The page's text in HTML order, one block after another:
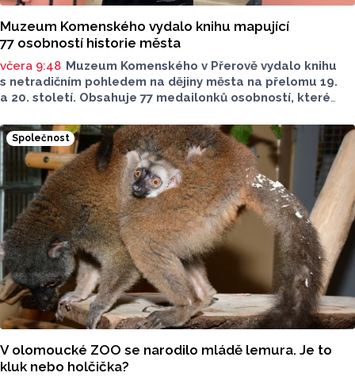
Muzeum Komenského vydalo knihu mapující
77 osobností historie města
včera 9:48 Muzeum Komenského v Přerově vydalo knihu
s netradičním pohledem na dějiny města na přelomu 19.
a 20. století. Obsahuje 77 medailonků osobností, které
jsou doplněny dobovými snímky. Podle autorky publikace
Šárky Krákorové Pajůrkové tomu předcházelo 13 let
pátrání po jejich osudech. Kniha vychází u příležitosti
letošního 770. výročí povýšení Přerova na královské město,
sdělila ČTK mluvčí radnice Lenka Chalupová.
Společnost
V olomoucké ZOO se narodilo mládě lemura. Je to
kluk nebo holčička?